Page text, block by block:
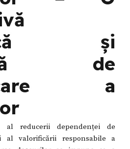
și
de
a
reducerii dependenței de
al valorificării responsabile a